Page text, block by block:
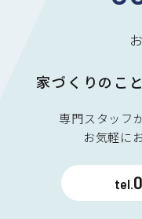
家づくりのこ
専門スタッフ
お気軽に
tel.